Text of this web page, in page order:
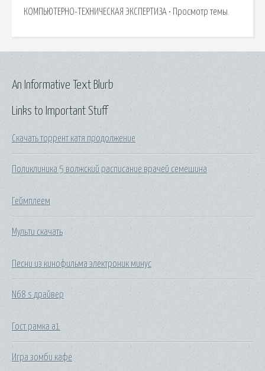
КОМПЬЮТЕРНО-ТЕХНИЧЕСКАЯ ЭКСПЕРТИЗА • Просмотр темы.
Links to Important Stuff
Скачать торрент катя продолжение
Поликлиника 5 волжский расписание врачей семешина
Геймплеем
Мульти скачать
Песни из кинофильма электроник минус
N68 s драйвер
Гост рамка а1
Игра зомби кафе
An Informative Text Blurb